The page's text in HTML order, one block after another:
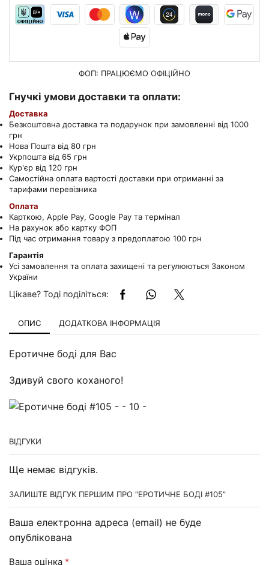
ФОП: ПРАЦЮЄМО ОФІЦІЙНО
Гнучкі умови доставки та оплати:
Доставка
Безкоштовна доставка та подарунок при замовленні від 1000
грн
Нова Пошта від 80 грн
Укрпошта від 65 грн
Кур'єр від 120 грн
Самостійна оплата вартості доставки при отриманні за
тарифами перевізника
Оплата
Карткою, Apple Pay, Google Pay та термінал
На рахунок або картку ФОП
Під час отримання товару з предоплатою 100 грн
Гарантія
Усі замовлення та оплата захищені та регулюються Законом
України
Цікаве? Тоді поділіться:
ОПИС ДОДАТКОВА ІНФОРМАЦІЯ
Еротичне боді для Вас
Здивуй свого коханого!
ВІДГУКИ
Ще немає відгуків.
ЗАЛИШТЕ ВІДГУК ПЕРШИМ ПРО “ЕРОТИЧНЕ БОДІ #105”
Ваша електронна адреса (email) не буде
опублікована
Ваша оцінка *